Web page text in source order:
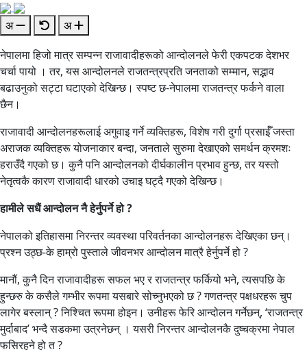
अ
अ
नेपालमा हिजो मात्र सम्पन्न राजावादीहरूको आन्दोलनले फेरी एकपटक देशभर
चर्चा पायो । तर, यस आन्दोलनले राजतन्त्रप्रति जनताको सम्मान, सद्भाव
बढाउनुको सट्टा घटाएको देखिन्छ। स्पष्ट छ-नेपालमा राजतन्त्र फर्कने वाला
छैन।
राजावादी आन्दोलनहरूलाई अगुवाइ गर्ने व्यक्तिहरू, विशेष गरी दुर्गा प्रसाईँ जस्ता
अराजक व्यक्तिहरू योजनाकार बन्दा, जनताले सुरुमा देखाएको समर्थन क्रमशः
हराउँदै गएको छ। कुनै पनि आन्दोलनको दीर्घकालीन प्रभाव हुन्छ, तर यस्तो
नेतृत्वकै कारण राजावादी धारको उचाइ घट्दै गएको देखिन्छ।
हामीले सधैं आन्दोलन नै हेर्नुपर्ने हो ?
नेपालको इतिहासमा निरन्तर व्यवस्था परिवर्तनका आन्दोलनहरू देखिएका छन्।
प्रश्न उठ्छ-के हाम्रो पुस्ताले जीवनभर आन्दोलन मात्रै हेर्नुपर्ने हो ?
मानौं, कुनै दिन राजावादीहरू सफल भए र राजतन्त्र फर्कियो भने, त्यसपछि के
हुन्छरु के कसैले गम्भीर रूपमा यसबारे सोच्नुभएको छ ? गणतन्त्र पक्षधरहरू चुप
लागेर बस्लान् ? निश्चित रूपमा होइन। उनीहरू फेरि आन्दोलन गर्नेछन्, ‘राजतन्त्र
मुर्दाबाद’ भन्दै सडकमा उत्रनेछन् । यसरी निरन्तर आन्दोलनकै दुष्चक्रमा नेपाल
फसिरहने हो त ?